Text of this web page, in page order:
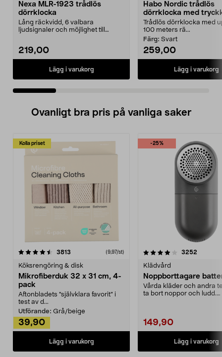
Nexa MLR-1923 trådlös
dörrklocka
Lång räckvidd, 6 valbara
ljudsignaler och möjlighet till
219,00
Lägg i varukorg
Habo Nordic trådlös
dörrklocka med
Trådlös dörrklocka med
100 meters rä...
Färg: Svart
259,00
Lägg i varukorg
Ovanligt bra pris på vanliga saker
Kolla priset
3813 (9,97/st)
Köksrengöring & disk
Mikrofiberduk 32 x 31 cm, 4-
pack
Aftonbladets "självklara favorit” i
test av d...
Utförande: Grå/beige
39,90
Lägg i varukorg
-25%
4.0av 5 stjärnor 3252
Klädvård
Noppborttagare
Vårda kläder och andra
ta bort noppor och ludd.
149,90
Lägg i varukorg
4.5av 5 stjärnor